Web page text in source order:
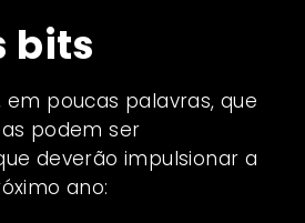
bits
em poucas palavras, que
podem ser
deverão impulsionar a
ano: